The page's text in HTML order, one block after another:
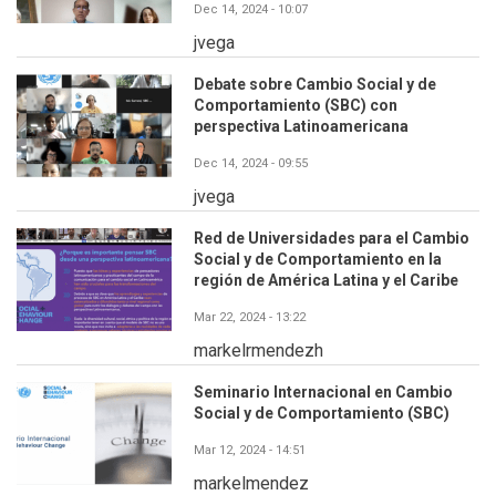
Dec 14, 2024 - 10:07
jvega
Debate sobre Cambio Social y de
Comportamiento (SBC) con
perspectiva Latinoamericana
Dec 14, 2024 - 09:55
jvega
Red de Universidades para el Cambio
Social y de Comportamiento en la
región de América Latina y el Caribe
Mar 22, 2024 - 13:22
markelrmendezh
Seminario Internacional en Cambio
Social y de Comportamiento (SBC)
Mar 12, 2024 - 14:51
markelmendez